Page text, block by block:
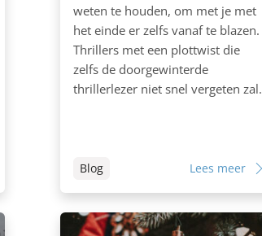
weten te houden, om met je met
het einde er zelfs vanaf te blazen.
Thrillers met een plottwist die
zelfs de doorgewinterde
thrillerlezer niet snel vergeten zal.
Blog Lees meer